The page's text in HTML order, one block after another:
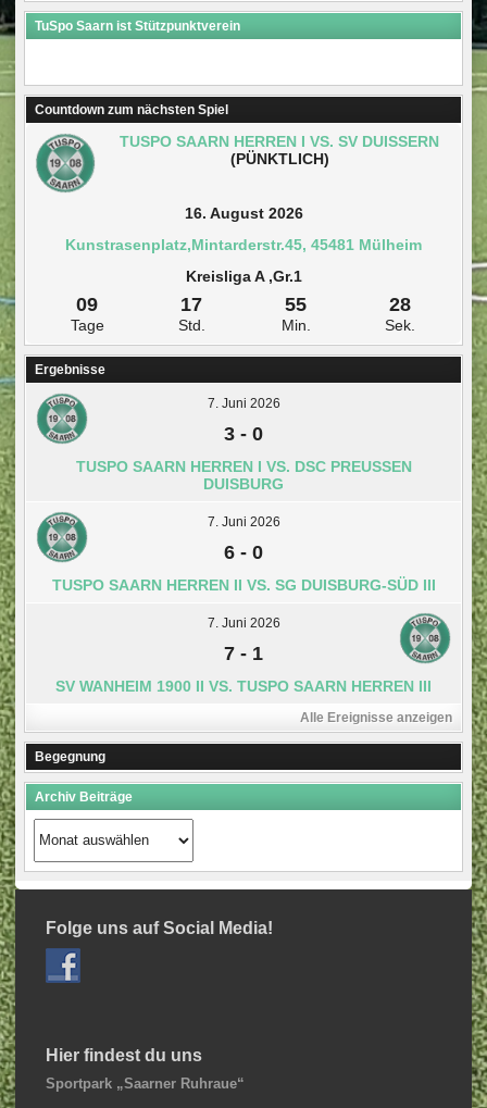
TuSpo Saarn ist Stützpunktverein
Countdown zum nächsten Spiel
TUSPO SAARN HERREN I VS. SV DUISSERN
(PÜNKTLICH)
16. August 2026
Kunstrasenplatz,Mintarderstr.45, 45481 Mülheim
Kreisliga A ,Gr.1
09
Tage
17
Std.
55
Min.
27
Sek.
Ergebnisse
7. Juni 2026
3 - 0
TUSPO SAARN HERREN I VS. DSC PREUSSEN D
UISBURG
7. Juni 2026
6 - 0
TUSPO SAARN HERREN II VS. SG DUISBURG-SÜD III
7. Juni 2026
7 - 1
SV WANHEIM 1900 II VS. TUSPO SAARN HERREN III
Alle Ereignisse anzeigen
Begegnung
Archiv Beiträge
Archiv
Beiträge
Folge uns auf Social Media!
Hier findest du uns
Sportpark „Saarner Ruhraue“